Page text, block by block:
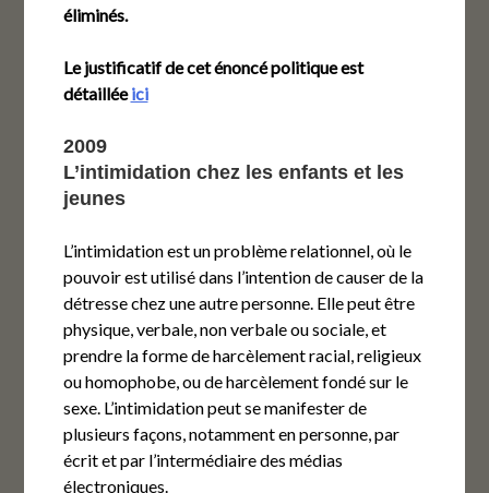
éliminés.
Le justificatif de cet énoncé politique est
détailléeici
2009
L’intimidation chez les enfants et les
jeunes
L’intimidation est un problème relationnel, où le
pouvoir est utilisé dans l’intention de causer de la
détresse chez une autre personne. Elle peut être
physique, verbale, non verbale ou sociale, et
prendre la forme de harcèlement racial, religieux
ou homophobe, ou de harcèlement fondé sur le
sexe. L’intimidation peut se manifester de
plusieurs façons, notamment en personne, par
écrit et par l’intermédiaire des médias
électroniques.